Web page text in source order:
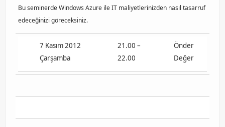
Bu seminerde Windows Azure ile IT maliyetlerinizden nasıl tasarruf
edeceğinizi göreceksiniz.
7 Kasım 2012
Çarşamba
21.00 –
22.00
Önder
Değer